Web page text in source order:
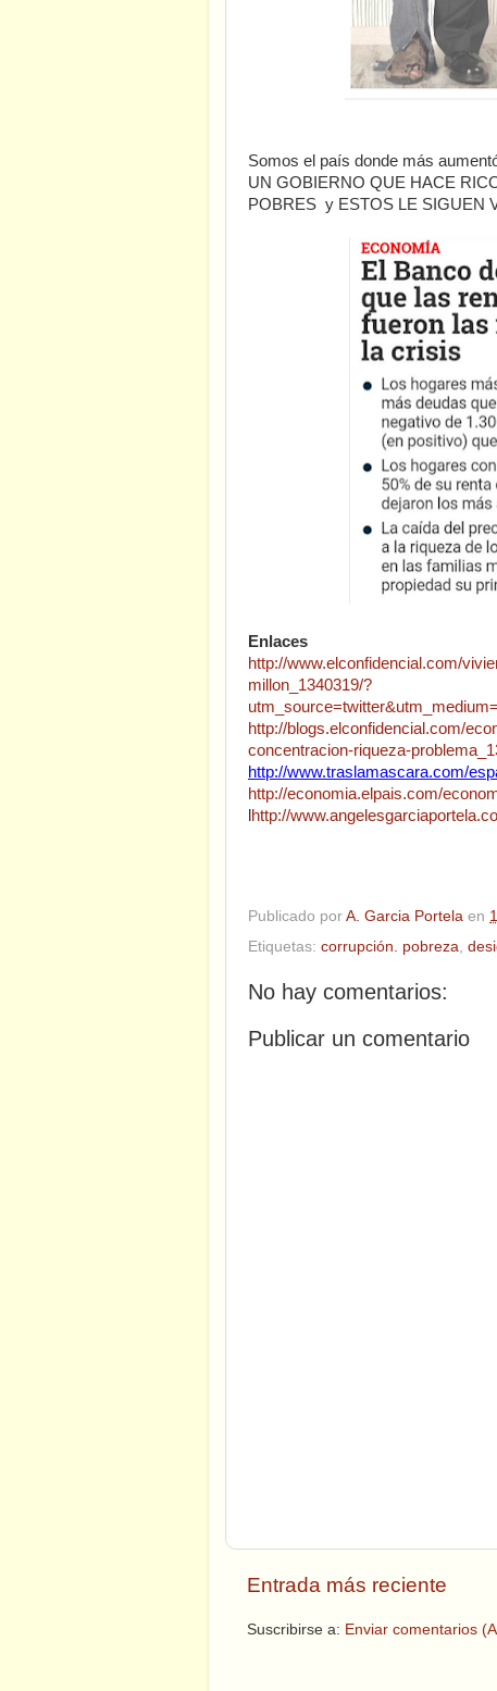
Somos el país donde más
UN GOBIERNO QUE HACE
POBRES y ESTOS LE SIGUEN
Enlaces
http://www.elconfidencial.com/
millon_1340319/?
http://blogs.elconfidencial.com/
concentracion-riqueza-
http://www.traslamascara.com/
http://economia.elpais.com/
http://
Publicado por A. Garcia Portela en
Etiquetas: corrupción. pobreza
No hay comentarios:
Publicar un comentario
Entrada más reciente
Suscribirse a: Enviar comentarios